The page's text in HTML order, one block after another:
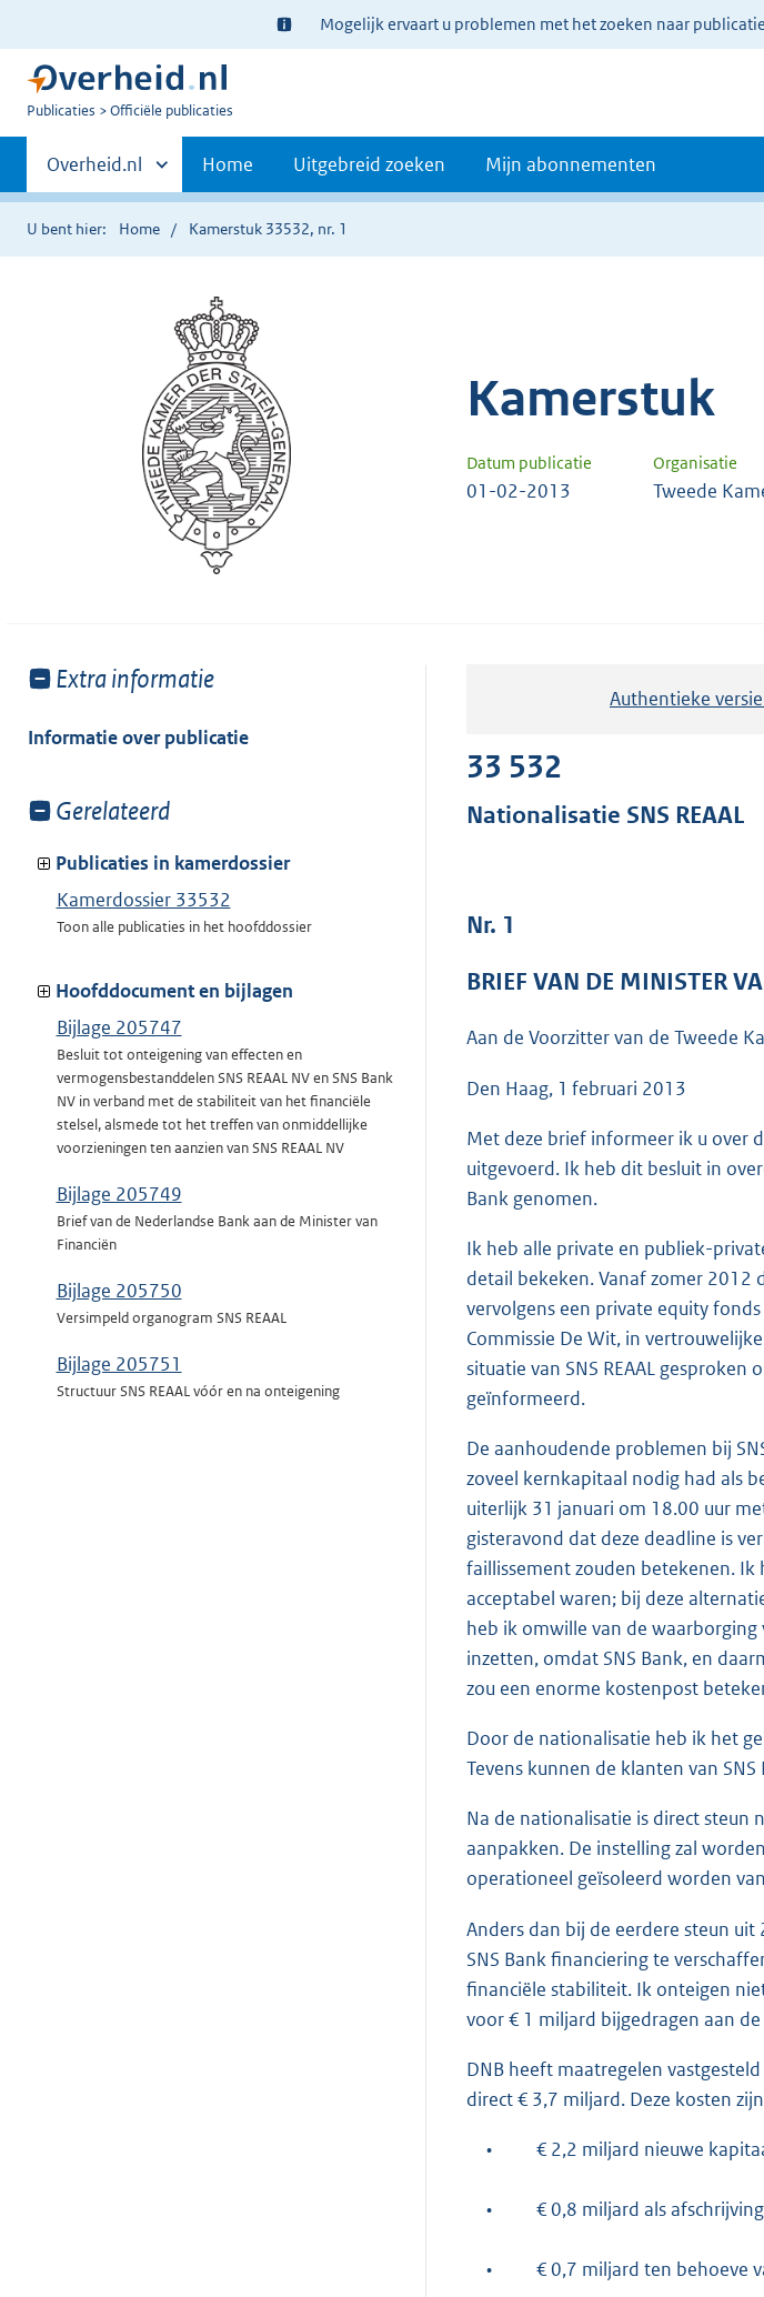
Ter
informatie:
Mogelijk ervaart u problemen met het zoeken naar
U
Publicaties Officiële publicaties
Primaire
navigatie
Andere
sites
binnen
Overheid.nl Home Uitgebreid zoeken Mijn abonnementen
U bent hier: Home Kamerstuk 33532, nr. 1
Kamerstuk
Datum publicatie Organisatie
01-02-2013 Tweede
Toon
van:
Extra informatie
Informatie over publicatie
Toon
van:
Gerelateerd
Publicaties in kamerdossier
Kamerdossier 33532
Toon alle publicaties in het hoofddossier
Hoofddocument en bijlagen
Bijlage 205747
Besluit tot onteigening van effecten en
vermogensbestanddelen SNS REAAL NV en SNS Bank
NV in verband met de stabiliteit van het financiële
stelsel, alsmede tot het treffen van onmiddellijke
voorzieningen ten aanzien van SNS REAAL NV
Bijlage 205749
Brief van de Nederlandse Bank aan de Minister van
Financiën
Bijlage 205750
Versimpeld organogram SNS REAAL
Bijlage 205751
Structuur SNS REAAL vóór en na onteigening
Authentieke versie
33 532
Nationalisatie SNS REAAL
Nr. 1
BRIEF VAN DE MINISTER
Aan de Voorzitter van de Tweede
Den Haag, 1 februari 2013
Met deze brief informeer ik u over
uitgevoerd. Ik heb dit besluit in
Bank genomen.
Ik heb alle private en publiek-
detail bekeken. Vanaf zomer
vervolgens een private equity
Commissie De Wit, in
situatie van SNS REAAL
geïnformeerd.
De aanhoudende problemen bij
zoveel kernkapitaal nodig had als
uiterlijk 31 januari om 18.00 uur
gisteravond dat deze deadline is
faillissement zouden betekenen.
acceptabel waren; bij deze
heb ik omwille van de
inzetten, omdat SNS Bank, en
zou een enorme kostenpost
Door de nationalisatie heb ik het
Tevens kunnen de klanten van
Na de nationalisatie is direct steun
aanpakken. De instelling zal
operationeel geïsoleerd worden
Anders dan bij de eerdere steun
SNS Bank financiering te
financiële stabiliteit. Ik onteigen
voor € 1 miljard bijgedragen aan
DNB heeft maatregelen
direct € 3,7 miljard. Deze kosten
• € 2,2 miljard nieuwe
• € 0,8 miljard als
• € 0,7 miljard ten behoeve